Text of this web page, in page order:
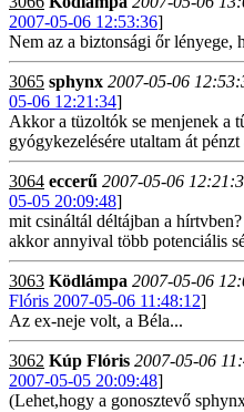
2007-05-06 12:53:36]
Nem az a biztonsági őr lényege,
3065 sphynx 2007-05-06
05-06 12:21:34]
Akkor a tüzoltók se menjenek a
gyógykezelésére utaltam át
3064 eccerű 2007-05-06
05-05 20:09:48]
mit csináltál déltájban a
akkor annyival több potenciális
3063 Ködlámpa 2007-05-06
Flóris 2007-05-06 11:48:12]
Az ex-neje volt, a Béla...
3062 Kúp Flóris 2007-05-06
2007-05-05 20:09:48]
(Lehet,hogy a gonosztevő